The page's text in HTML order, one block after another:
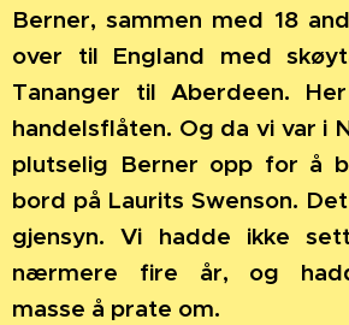
Berner, sammen med 18
over til England med
Tananger til Aberdeen.
handelsflåten. Og da vi var i
plutselig Berner opp for å
bord på Laurits Swenson.
gjensyn. Vi hadde ikke
nærmere fire år, og
masse å prate om.